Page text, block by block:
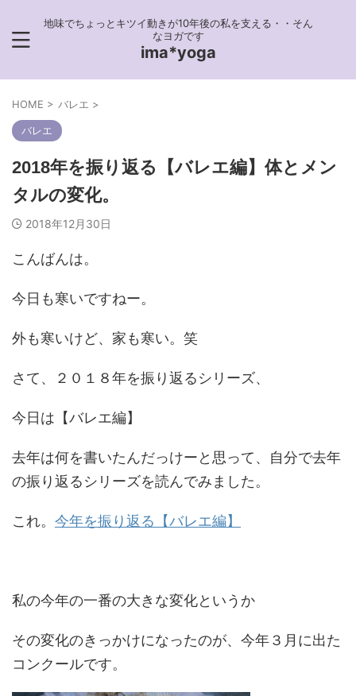
地味でちょっとキツイ動きが10年後の私を支える・・そん
なヨガです
ima*yoga
HOME > バレエ >
バレエ
2018年を振り返る【バレエ編】体とメン
タルの変化。
2018年12月30日
こんばんは。
今日も寒いですねー。
外も寒いけど、家も寒い。笑
さて、２０１８年を振り返るシリーズ、
今日は【バレエ編】
去年は何を書いたんだっけーと思って、自分で去年
の振り返るシリーズを読んでみました。
これ。 今年を振り返る【バレエ編】
私の今年の一番の大きな変化というか
その変化のきっかけになったのが、今年３月に出た
コンクールです。